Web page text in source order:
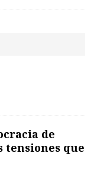
de
tensiones que